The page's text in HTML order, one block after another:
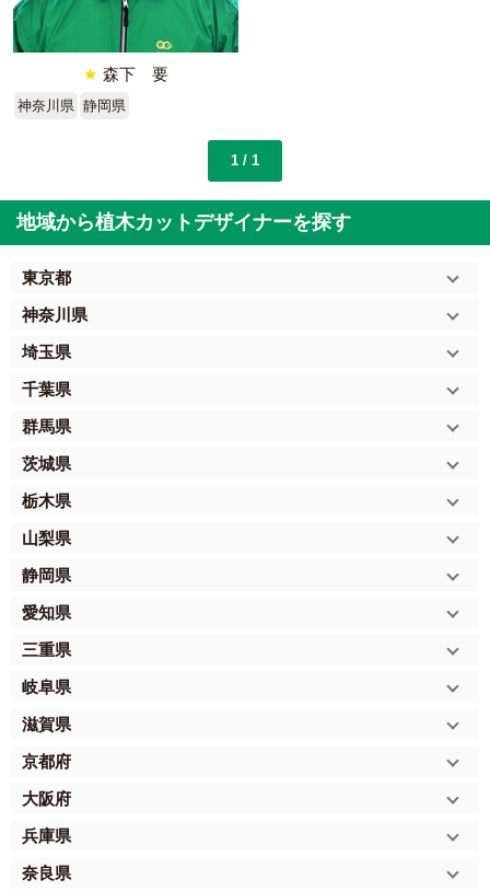
★ 森下 要
神奈川県 静岡県
1 / 1
地域から植木カットデザイナーを探す
東京都
神奈川県
埼玉県
千葉県
群馬県
茨城県
栃木県
山梨県
静岡県
愛知県
三重県
岐阜県
滋賀県
京都府
大阪府
兵庫県
奈良県